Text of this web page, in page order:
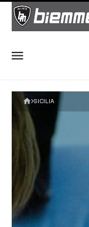
SICILIA